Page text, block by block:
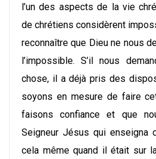
l’un des aspects de la vie
de chrétiens considèrent
reconnaître que Dieu ne nous
l’impossible. S’il nous
chose, il a déjà pris des
soyons en mesure de faire
faisons confiance et que
Seigneur Jésus qui enseigna
cela même quand il était sur